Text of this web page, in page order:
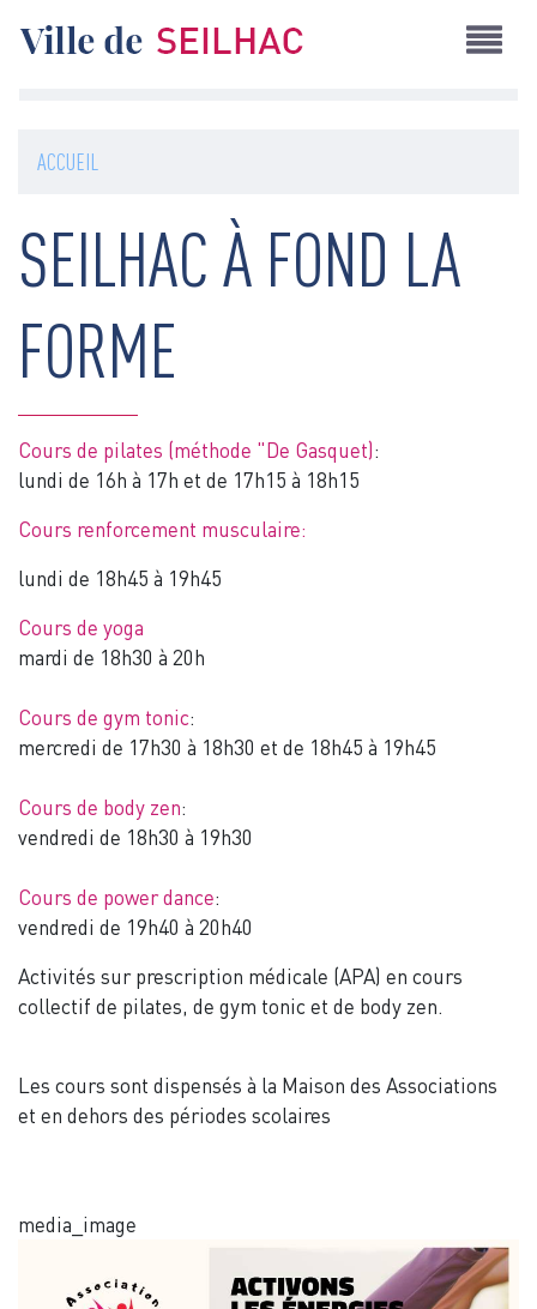
au
ACCUEIL
SEILHAC À FOND LA
FORME
Cours de pilates (méthode "De Gasquet):
lundi de 16h à 17h et de 17h15 à 18h15
Cours renforcement musculaire:
lundi de 18h45 à 19h45
Cours de yoga
mardi de 18h30 à 20h
Cours de gym tonic:
mercredi de 17h30 à 18h30 et de 18h45 à 19h45
Cours de body zen:
vendredi de 18h30 à 19h30
Cours de power dance:
vendredi de 19h40 à 20h40
Activités sur prescription médicale (APA) en cours
collectif de pilates, de gym tonic et de body zen.
Les cours sont dispensés à la Maison des Associations
et en dehors des périodes scolaires
media_image